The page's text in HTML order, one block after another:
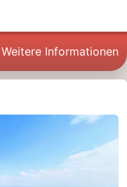
Weitere Informationen